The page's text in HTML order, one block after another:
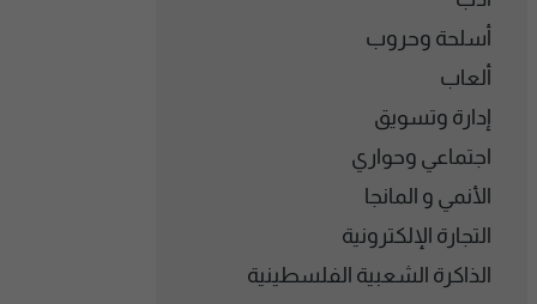
أسلحة وحروب
ألعاب
إدارة وتسويق
اجتماعي وحواري
الأنمي و المانجا
التجارة الإلكترونية
الذاكرة الشعبية الفلسطينية